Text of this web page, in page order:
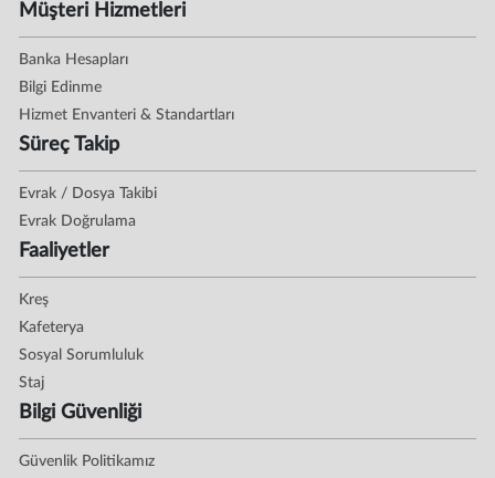
Müşteri Hizmetleri
Banka Hesapları
Bilgi Edinme
Hizmet Envanteri & Standartları
Süreç Takip
Evrak / Dosya Takibi
Evrak Doğrulama
Faaliyetler
Kreş
Kafeterya
Sosyal Sorumluluk
Staj
Bilgi Güvenliği
Güvenlik Politikamız